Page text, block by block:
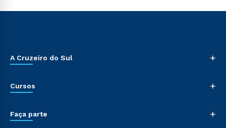
A Cruzeiro do Sul +
Cursos +
Faça parte +